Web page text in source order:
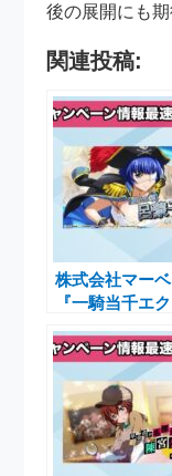
後の展開にも期
関連投稿:
株式会社マー
『一騎当千エ
イベント開催